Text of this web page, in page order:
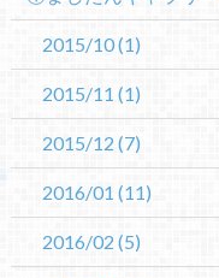
2015/10(1)
2015/11 (1)
2015/12 (7)
2016/01 (11)
2016/02 (5)